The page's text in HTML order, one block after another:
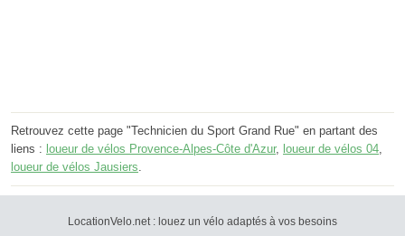
Retrouvez cette page "Technicien du Sport Grand Rue" en partant des
liens : loueur de vélos Provence-Alpes-Côte d'Azur, loueur de vélos 04,
loueur de vélos Jausiers.
LocationVelo.net : louez un vélo adaptés à vos besoins